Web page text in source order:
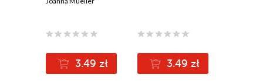
3.49 zł 3.49 zł